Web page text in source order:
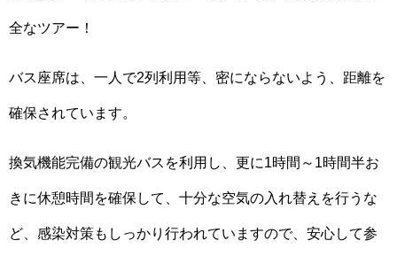
全なツアー！
バス座席は、一人で2列利用等、密にならないよう、距離を
確保されています。
換気機能完備の観光バスを利用し、更に1時間～1時間半お
きに休憩時間を確保して、十分な空気の入れ替えを行うな
ど、感染対策もしっかり行われていますので、安心して参